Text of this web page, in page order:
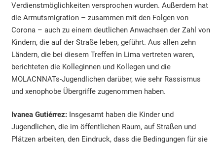
Verdienstmöglichkeiten versprochen wurden. Außerdem hat
die Armutsmigration – zusammen mit den Folgen von
Corona – auch zu einem deutlichen Anwachsen der Zahl von
Kindern, die auf der Straße leben, geführt. Aus allen zehn
Ländern, die bei diesem Treffen in Lima vertreten waren,
berichteten die Kolleginnen und Kollegen und die
MOLACNNATs-Jugendlichen darüber, wie sehr Rassismus
und xenophobe Übergriffe zugenommen haben.
Ivanea Gutiérrez: Insgesamt haben die Kinder und
Jugendlichen, die im öffentlichen Raum, auf Straßen und
Plätzen arbeiten, den Eindruck, dass die Bedingungen für sie